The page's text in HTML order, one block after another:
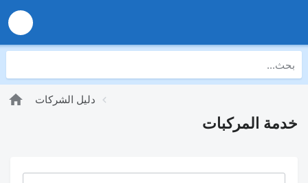
دليل الشركات
خدمة المركبات